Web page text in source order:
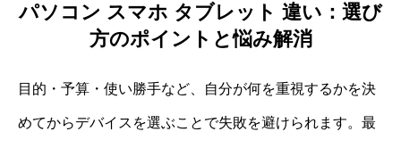
パソコン スマホ タブレット 違い：選び
方のポイントと悩み解消
目的・予算・使い勝手など、自分が何を重視するかを決
めてからデバイスを選ぶことで失敗を避けられます。最